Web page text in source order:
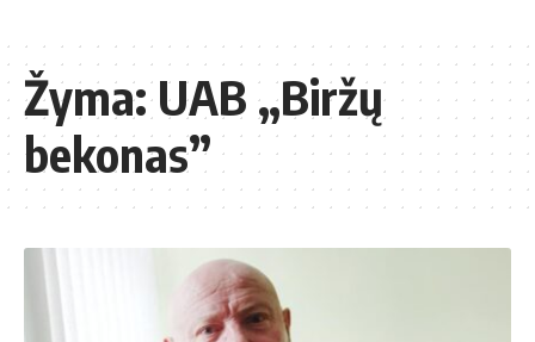
Žyma:UAB „Biržų
bekonas”